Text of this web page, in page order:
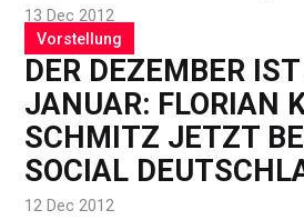
13 Dec 2012
Vorstellung
DER DEZEMBER
JANUAR: FLORIAN
SCHMITZ JETZT
SOCIAL
12 Dec 2012